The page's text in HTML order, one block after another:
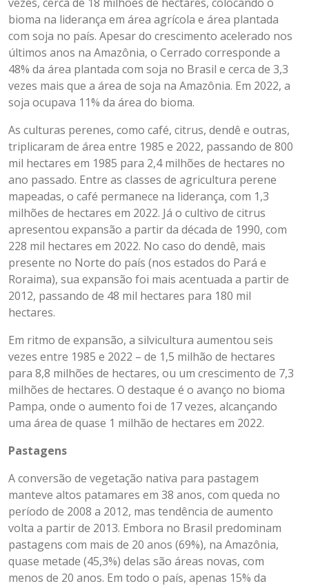
bioma na liderança em área agrícola e área plantada
com soja no país. Apesar do crescimento acelerado nos
últimos anos na Amazônia, o Cerrado corresponde a
48% da área plantada com soja no Brasil e cerca de 3,3
vezes mais que a área de soja na Amazônia. Em 2022, a
soja ocupava 11% da área do bioma.
As culturas perenes, como café, citrus, dendê e outras,
triplicaram de área entre 1985 e 2022, passando de 800
mil hectares em 1985 para 2,4 milhões de hectares no
ano passado. Entre as classes de agricultura perene
mapeadas, o café permanece na liderança, com 1,3
milhões de hectares em 2022. Já o cultivo de citrus
apresentou expansão a partir da década de 1990, com
228 mil hectares em 2022. No caso do dendê, mais
presente no Norte do país (nos estados do Pará e
Roraima), sua expansão foi mais acentuada a partir de
2012, passando de 48 mil hectares para 180 mil
hectares.
Em ritmo de expansão, a silvicultura aumentou seis
vezes entre 1985 e 2022 – de 1,5 milhão de hectares
para 8,8 milhões de hectares, ou um crescimento de 7,3
milhões de hectares. O destaque é o avanço no bioma
Pampa, onde o aumento foi de 17 vezes, alcançando
uma área de quase 1 milhão de hectares em 2022.
Pastagens
A conversão de vegetação nativa para pastagem
manteve altos patamares em 38 anos, com queda no
período de 2008 a 2012, mas tendência de aumento
volta a partir de 2013. Embora no Brasil predominam
pastagens com mais de 20 anos (69%), na Amazônia,
quase metade (45,3%) delas são áreas novas, com
menos de 20 anos. Em todo o país, apenas 15% da